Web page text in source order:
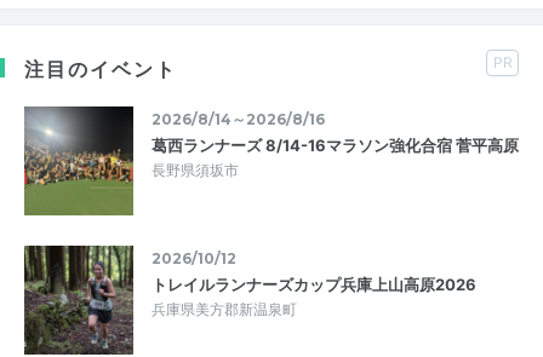
注目のイベント PR
2026/8/14～2026/8/16
葛西ランナーズ 8/14-16マラソン強化合宿 菅平高原
長野県須坂市
2026/10/12
トレイルランナーズカップ兵庫上山高原2026
兵庫県美方郡新温泉町